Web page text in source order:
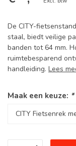
De CITY-
staal, biedt veilige
banden tot 64 mm.
ruimtebesparend
handleiding. Lees
Maak een keuze: *